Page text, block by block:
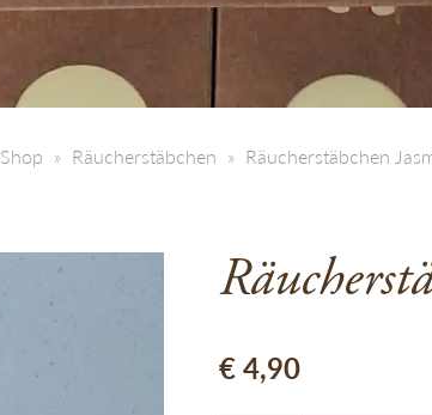
Shop Räucherstäbchen Räucherstäbchen
€4,90